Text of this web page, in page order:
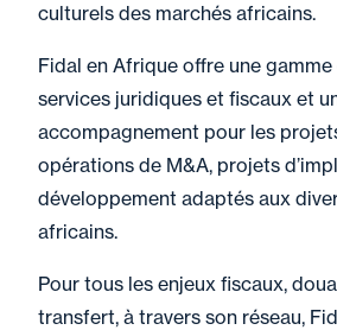
culturels des marchés africains.
Fidal en Afrique offre une
services juridiques et fiscaux et
accompagnement pour les
opérations de M&A, projets
développement adaptés aux
africains.
Pour tous les enjeux fiscaux,
transfert, à travers son réseau,